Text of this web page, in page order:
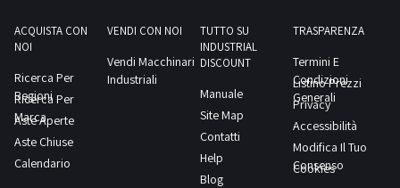
ACQUISTA CON
NOI
Ricerca Per
Regioni
Ricerca Per
Marca
Aste Aperte
Aste Chiuse
Calendario
VENDI CON NOI
Vendi Macchinari
Industriali
TUTTO SU
INDUSTRIAL
DISCOUNT
Manuale
Site Map
Contatti
Help
Blog
TRASPARENZA
Termini E
Condizioni
Generali
Listino Prezzi
Privacy
Accessibilità
Modifica Il Tuo
Consenso
Cookies